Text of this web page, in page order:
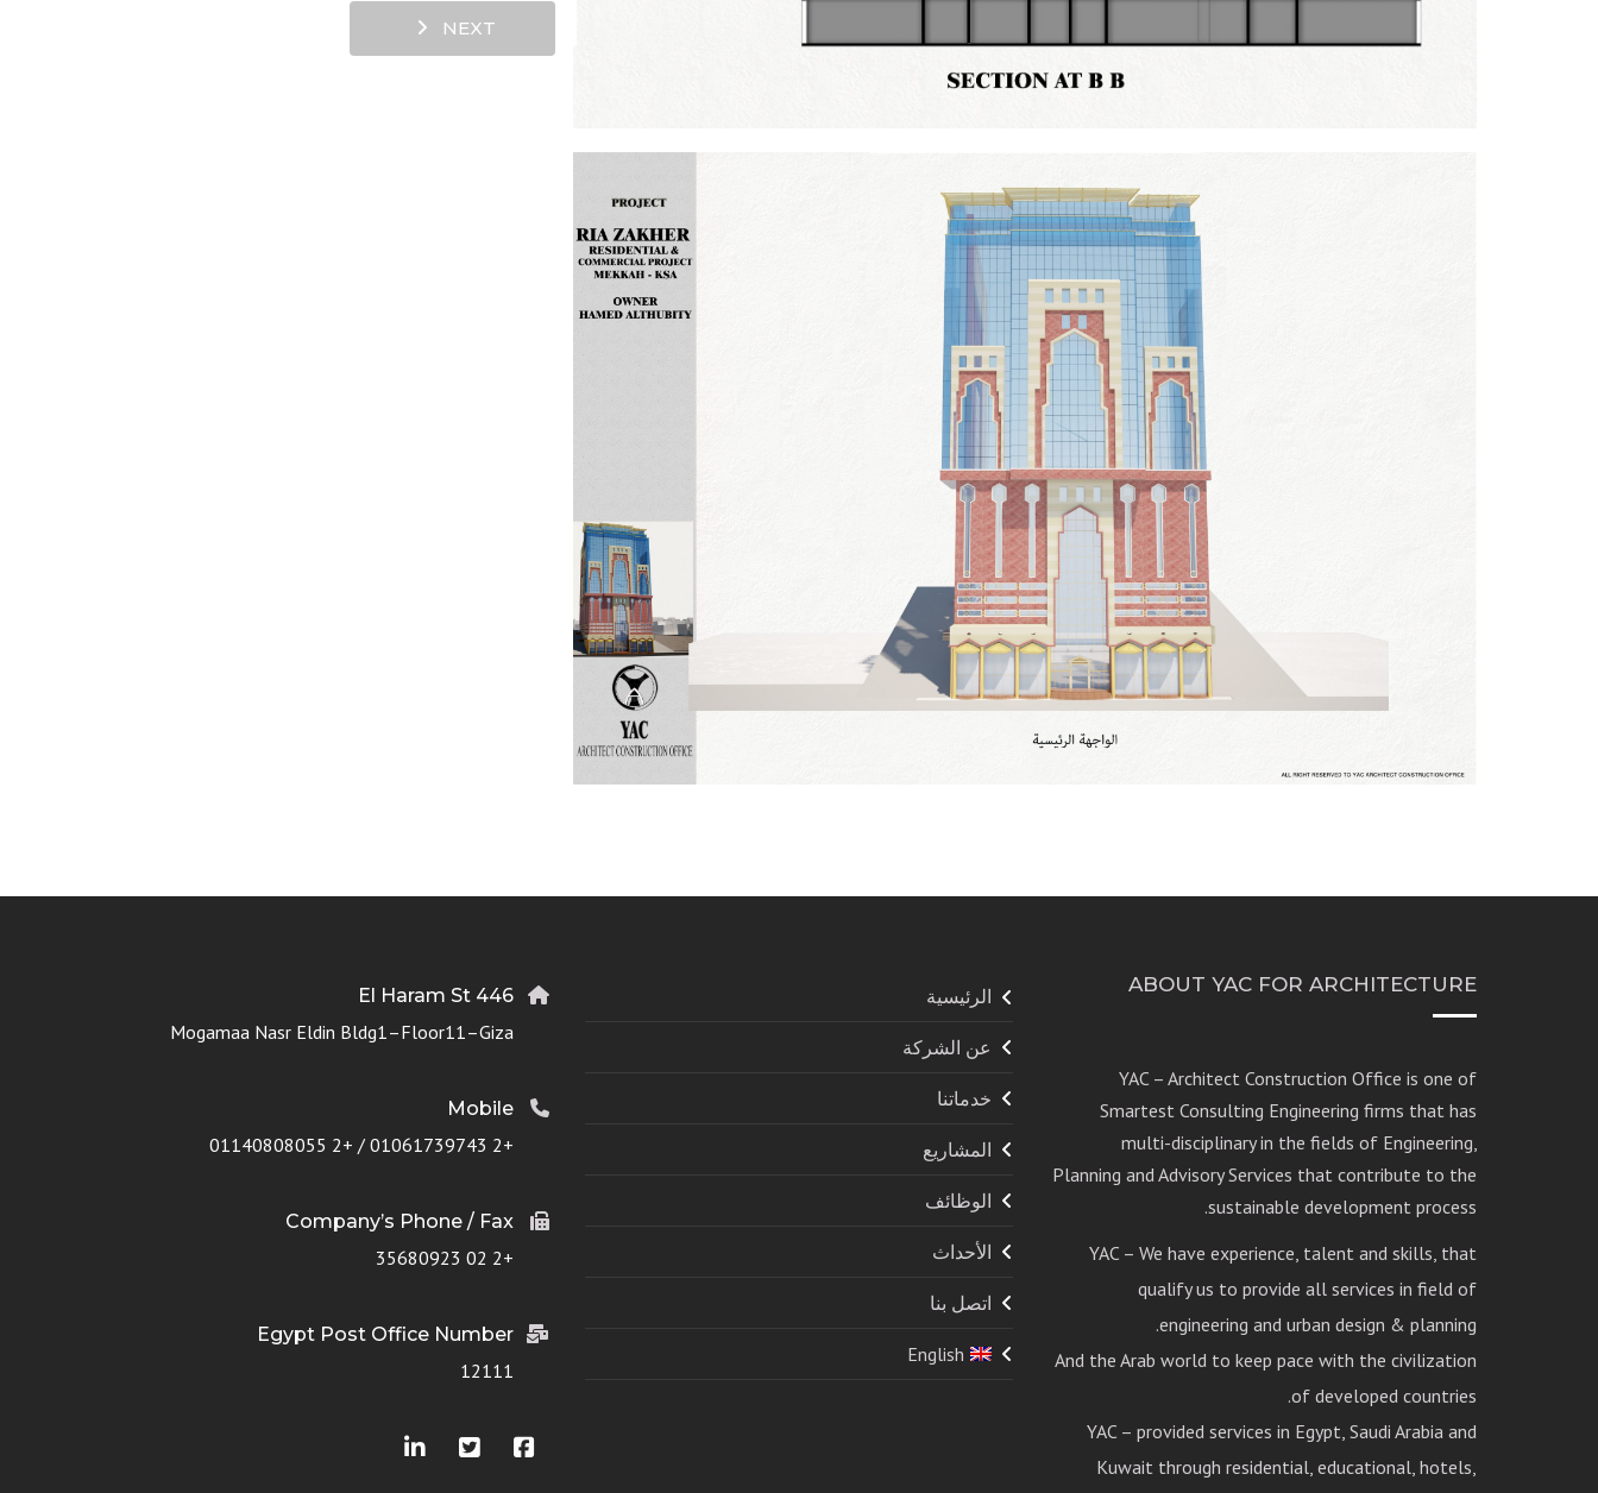
NEXT
ABOUT YAC FOR ARCHITECTURE
YAC – Architect Construction Office is one of
Smartest Consulting Engineering firms that has
multi-disciplinary in the fields of Engineering,
Planning and Advisory Services that contribute to the
sustainable development process.
YAC – We have experience, talent and skills, that
qualify us to provide all services in field of
engineering and urban design & planning.
And the Arab world to keep pace with the civilization
of developed countries.
YAC – provided services in Egypt, Saudi Arabia and
Kuwait through residential, educational, hotels,
الرئيسية
عن الشركة
خدماتنا
المشاريع
الوظائف
الأحداث
اتصل بنا
English
446 El Haram St
Mogamaa Nasr Eldin Bldg1–Floor11–Giza
Mobile
+2 01061739743 / +2 01140808055
Company’s Phone / Fax
+2 02 35680923
Egypt Post Office Number
12111
Facebook